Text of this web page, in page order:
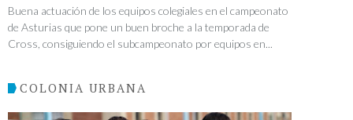
Buena actuación de los equipos colegiales en el campeonato
de Asturias que pone un buen broche a la temporada de
Cross, consiguiendo el subcampeonato por equipos en...
COLONIA URBANA